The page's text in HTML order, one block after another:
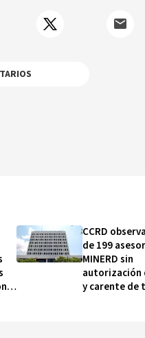
y
CCRD
de 199
MINERD sin
autorización
y carente de